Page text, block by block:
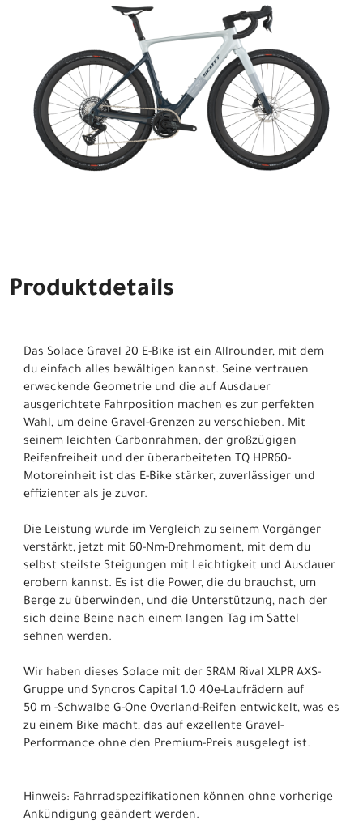
Produktdetails
Das Solace Gravel 20 E-Bike ist ein Allrounder, mit dem
du einfach alles bewältigen kannst. Seine vertrauen
erweckende Geometrie und die auf Ausdauer
ausgerichtete Fahrposition machen es zur perfekten
Wahl, um deine Gravel-Grenzen zu verschieben. Mit
seinem leichten Carbonrahmen, der großzügigen
Reifenfreiheit und der überarbeiteten TQ HPR60-
Motoreinheit ist das E-Bike stärker, zuverlässiger und
effizienter als je zuvor.
Die Leistung wurde im Vergleich zu seinem Vorgänger
verstärkt, jetzt mit 60-Nm-Drehmoment, mit dem du
selbst steilste Steigungen mit Leichtigkeit und Ausdauer
erobern kannst. Es ist die Power, die du brauchst, um
Berge zu überwinden, und die Unterstützung, nach der
sich deine Beine nach einem langen Tag im Sattel
sehnen werden.
Wir haben dieses Solace mit der SRAM Rival XLPR AXS-
Gruppe und Syncros Capital 1.0 40e-Laufrädern auf
50 m -Schwalbe G-One Overland-Reifen entwickelt, was es
zu einem Bike macht, das auf exzellente Gravel-
Performance ohne den Premium-Preis ausgelegt ist.
Hinweis: Fahrradspezifikationen können ohne vorherige
Ankündigung geändert werden.